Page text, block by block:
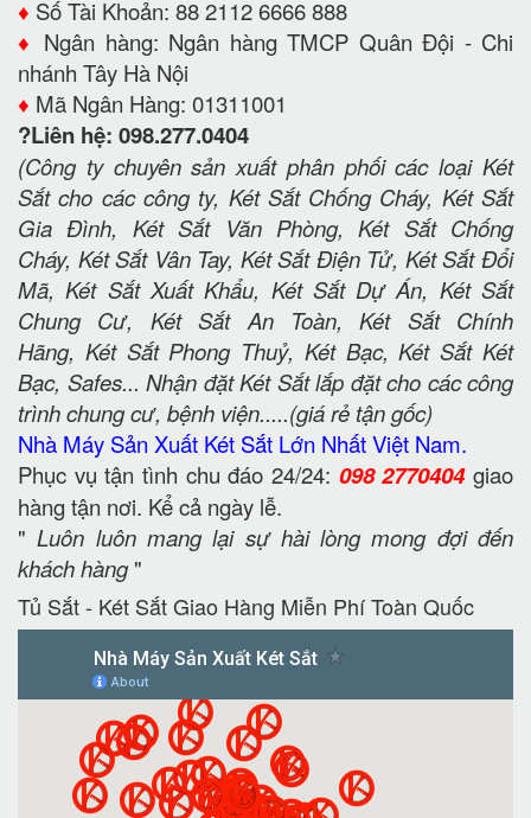
♦️ Số Tài Khoản: 88 2112 6666 888
♦️ Ngân hàng: Ngân hàng TMCP Quân Đội - Chi
nhánh Tây Hà Nội
♦️ Mã Ngân Hàng: 01311001
?Liên hệ: 098.277.0404
(Công ty chuyên sản xuất phân phối các loại Két
Sắt cho các công ty, Két Sắt Chống Cháy, Két Sắt
Gia Đình, Két Sắt Văn Phòng, Két Sắt Chống
Cháy, Két Sắt Vân Tay, Két Sắt Điện Tử, Két Sắt Đổi
Mã, Két Sắt Xuất Khẩu, Két Sắt Dự Án, Két Sắt
Chung Cư, Két Sắt An Toàn, Két Sắt Chính
Hãng, Két Sắt Phong Thuỷ, Két Bạc, Két Sắt Két
Bạc, Safes... Nhận đặt Két Sắt lắp đặt cho các công
trình chung cư, bệnh viện.....(giá rẻ tận gốc)
Nhà Máy Sản Xuất Két Sắt Lớn Nhất Việt Nam.
Phục vụ tận tình chu đáo 24/24: 098 2770404giao
hàng tận nơi. Kể cả ngày lễ.
"Luôn luôn mang lại sự hài lòng mong đợi đến
khách hàng"
Tủ Sắt - Két Sắt Giao Hàng Miễn Phí Toàn Quốc